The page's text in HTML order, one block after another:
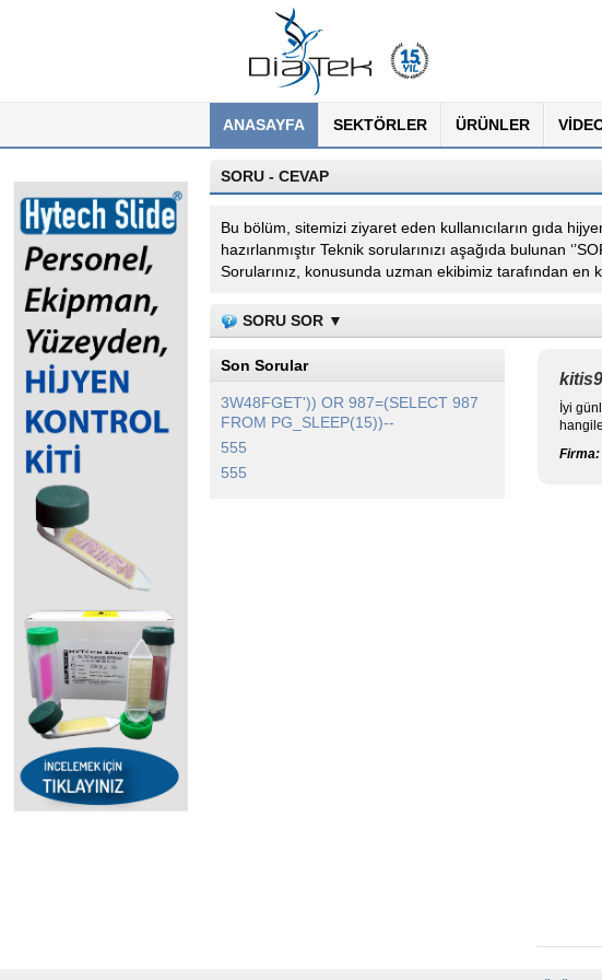
ANASAYFA SEKTÖRLER ÜRÜNLER
SORU - CEVAP
Bu bölüm, sitemizi ziyaret eden kullanıcıların gıda
hazırlanmıştır Teknik sorularınızı aşağıda bulunan
Sorularınız, konusunda uzman ekibimiz tarafından en
SORU SOR ▼
Son Sorular
3W48FGET')) OR 987=(SELECT 987
FROM PG_SLEEP(15))--
555
555
İyi
Firma: